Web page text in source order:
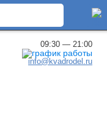
09:30 — 21:00
info@kvadrodel.ru
×